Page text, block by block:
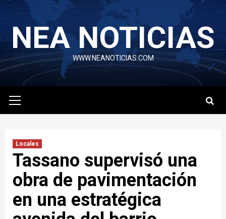
content
NEA NOTICIAS
WWW.NEANOTICIAS.COM
Menu
Locales
Tassano supervisó una
obra de pavimentación
en una estratégica